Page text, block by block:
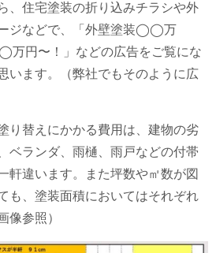
、住宅塗装の折り込みチラシや外
ジなどで、「外壁塗装◯◯万
円〜！」などの広告をご覧にな
います。（弊社でもそのように広
り替えにかかる費用は、建物の劣
ベランダ、雨樋、雨戸などの付帯
軒違います。また坪数や㎡数が図
も、塗装面積においてはそれぞれ
像参照）